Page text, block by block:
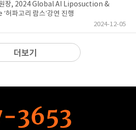
원장, 2024 Global AI Liposuction &
허파고리 람스’강연 진행
2024-12-05
더보기